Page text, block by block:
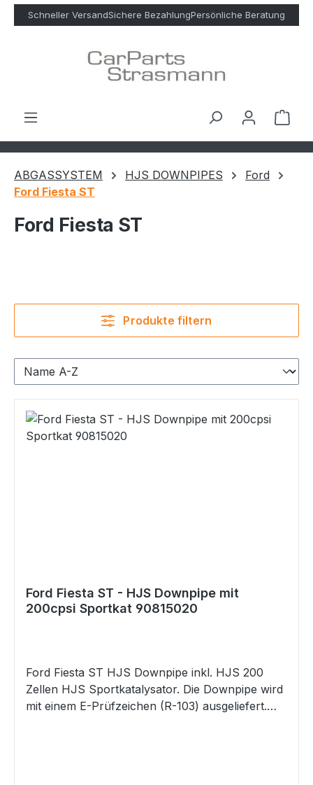
Zum Hauptinhalt springen
Schneller VersandSichere BezahlungPersönliche Beratung
ABGASSYSTEM HJS DOWNPIPES
Ford
Ford Fiesta ST
Ford Fiesta ST
Produkte filtern
Ford Fiesta ST - HJS Downpipe mit
200cpsi Sportkat 90815020
Ford Fiesta ST HJS Downpipe inkl. HJS 200
Zellen HJS Sportkatalysator. Die Downpipe wird
mit einem E-Prüfzeichen (R-103) ausgeliefert.